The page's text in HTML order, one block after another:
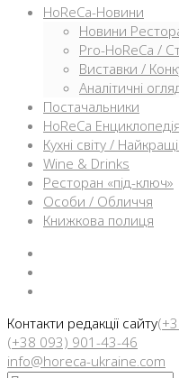
HoReCa-Новини
Новини
Pro-HoReCa /
Виставки /
Аналітичні
Постачальники
HoReCa Енциклопедія
Кухні світу /
Wine & Drinks
Ресторан «під-ключ»
Особи / Обличчя
Книжкова полиця
Контакти редакції сайту
(+38 093) 901-43-46
info@horeca-ukraine.com